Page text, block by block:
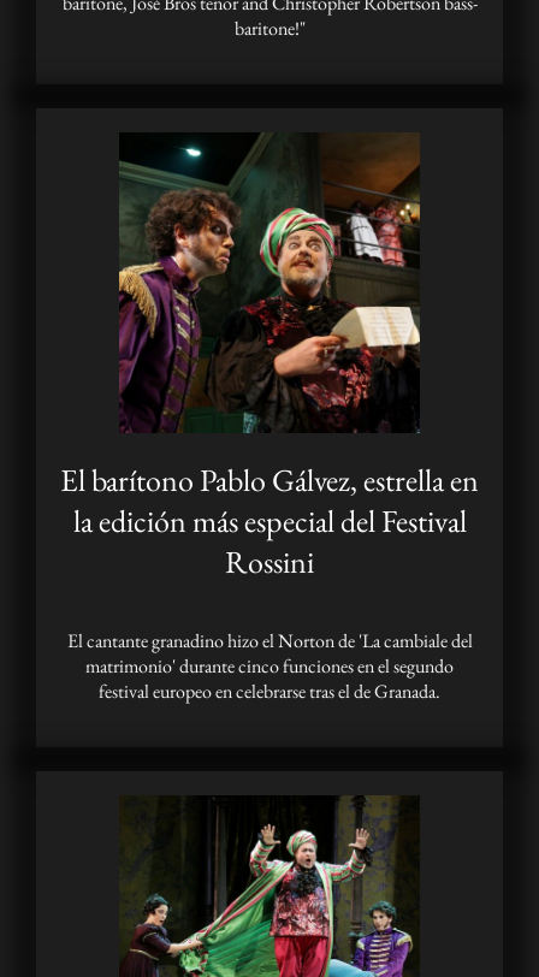
baritone!"
El barítono Pablo Gálvez, estrella en
la edición más especial del Festival
Rossini
El cantante granadino hizo el Norton de 'La cambiale del
matrimonio' durante cinco funciones en el segundo
festival europeo en celebrarse tras el de Granada.